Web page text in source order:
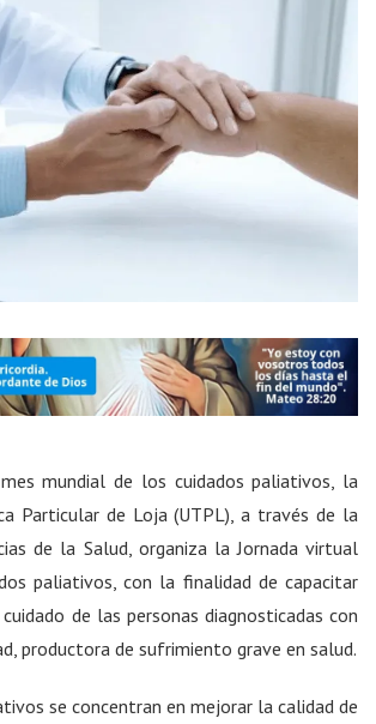
mundial de los cuidados paliativos, la
Particular de Loja (UTPL), a través de la
de la Salud, organiza la Jornada virtual
paliativos, con la finalidad de capacitar
de las personas diagnosticadas con
productora de sufrimiento grave en salud.
se concentran en mejorar la calidad de